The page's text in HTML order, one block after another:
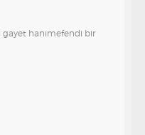
gayet hanımefendi bir